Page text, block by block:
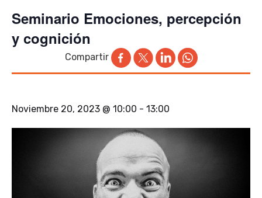
Seminario Emociones, percepción
y cognición
Compartir
Noviembre 20, 2023 @ 10:00 - 13:00